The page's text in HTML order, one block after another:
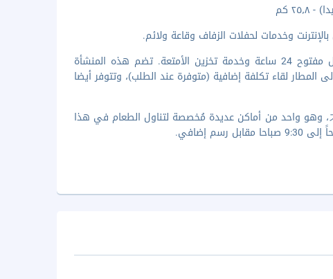
وخدمات لحفلات الزفاف وقاعة ولائم.
تضم وسائل الرائحة المميزة خدمة الغسيل/التنظيف الجاف ومكتب استقبال مفتوح 24 ساعة وخدمة تخزين الأمتعة. تضم هذه المنشأة
وإلى المطار لقاء تكلفة إضافية (متوفرة عند الطلب)، وتتوفر أيضا
توقّف لتناول وجبة سريعة في مطعم スカイツリー®ビューレストラン 簾، وهو واحد من أماكن عديدة مُخصصة لتناول الطعام في هذا